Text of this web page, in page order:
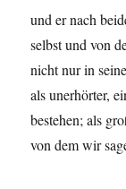
und er nach
selbst und von
nicht nur in
als unerhörter,
bestehen; als
von dem wir